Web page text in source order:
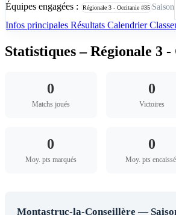
Équipes engagées : Régionale 3 - Occitanie #35 Saison
Infos principales Résultats Calendrier
Statistiques – Régionale 3 -
0
Matchs joués
0
Victoires
0
Moy. pts marqués
0
Moy. pts
Montastruc-la-Conseillère —